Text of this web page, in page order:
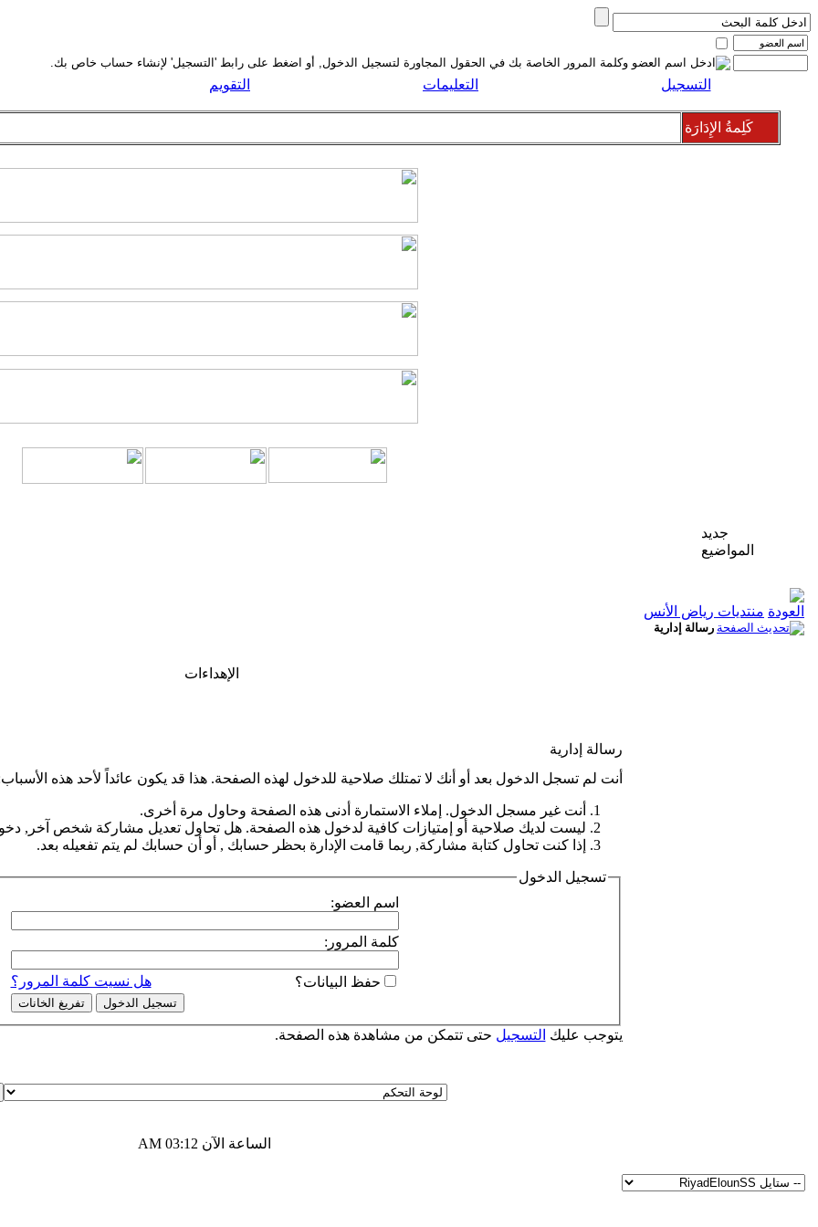
التسجيل التعليمات التقويم
كَلِمةُ الإِدَارَة
جديد
المواضيع
منتديات رياض الأنس
رسالة إدارية
الإهداءات
رسالة إدارية
أنت لم تسجل الدخول بعد أو أنك لا تمتلك صلاحية للدخول لهذه الصفحة. هذا قد يكون عائداً لأحد هذه
أنت غير مسجل الدخول. إملاء الاستمارة أدنى هذه الصفحة وحاول مرة أخرى.
ليست لديك صلاحية أو إمتيازات كافية لدخول هذه الصفحة. هل تحاول تعديل مشاركة شخص آخر,
إذا كنت تحاول كتابة مشاركة, ربما قامت الإدارة بحظر حسابك , أو أن حسابك لم يتم تفعيله بعد.
تسجيل الدخول
اسم العضو:
كلمة المرور:
هل نسيت كلمة المرور؟ حفظ البيانات؟
يتوجب عليك التسجيل حتى تتمكن من مشاهدة هذه الصفحة.
الساعة الآن 03:12 AM